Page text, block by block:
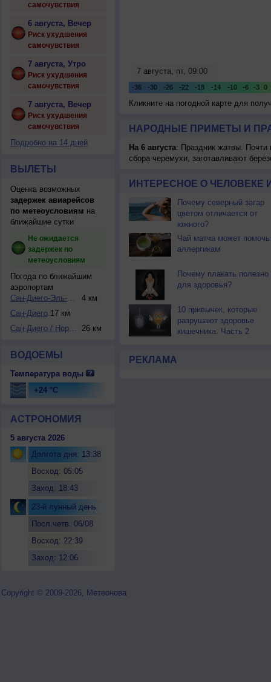
самочувствия
6 августа, Вечер
Риск ухудшения
самочувствия
7 августа, Утро
Риск ухудшения
самочувствия
7 августа, Вечер
Риск ухудшения
самочувствия
Подробно на 14 дней
ВЫЛЕТЫ
Оценка возможных
задержек авиарейсов
по метеоусловиям на
ближайшие сутки
Не ожидается
задержек по
метеоусловиям
Погода по ближайшим
аэропортам
Сан-Диего-Эль-Ках...
4 км
Сан-Диего17 км
Сан-Диего / Норт-...
26 км
ВОДОЕМЫ
Температура воды
+24 °C
АСТРОНОМИЯ
5 августа 2026
Долгота дня: 13:38
Восход: 05:05
Заход: 18:43
23-й лунный день
Посл.четв. 06/08
Восход: 22:39
Заход: 12:06
Кликните на погодной карте для
НАРОДНЫЕ ПРИМЕТЫ И
На 6 августа: Праздник жатвы. Почти
сбора черемухи, заготавливают
ИНТЕРЕСНОЕ О ЧЕЛОВЕКЕ
Почему северный загар
цветом отличается от
южного?
Чай матча может помочь
аллергикам
Почему плакать полезно
для здоровья?
10 привычек, которые
разрушают здоровье
кишечника. Часть 2
РЕКЛАМА
Copyright © 2009-2026, Метеонова